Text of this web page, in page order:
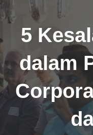
5
dalam